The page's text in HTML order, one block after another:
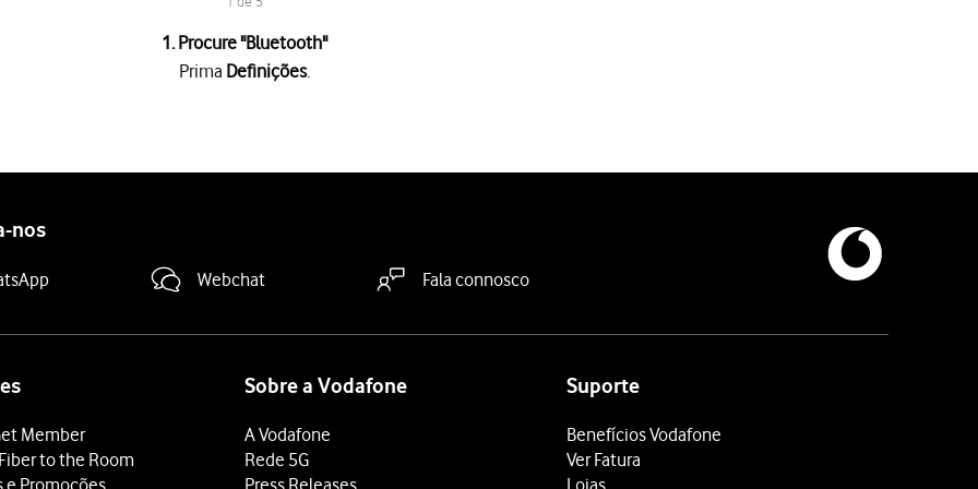
1. Procure "Bluetooth"
Prima Definições.
deve estar ligado e pronto para estabelecer ligação via Bluetooth.
deslize o dedo de baixo para cima a partir da base do ecrã.
nos
Webchat Fala connosco
Member
to the Room
e Promoções
Sobre a Vodafone
A Vodafone
Rede 5G
Press Releases
Suporte
Benefícios Vodafone
Ver Fatura
Lojas